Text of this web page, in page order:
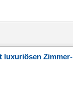
luxuriösen Zimmer-